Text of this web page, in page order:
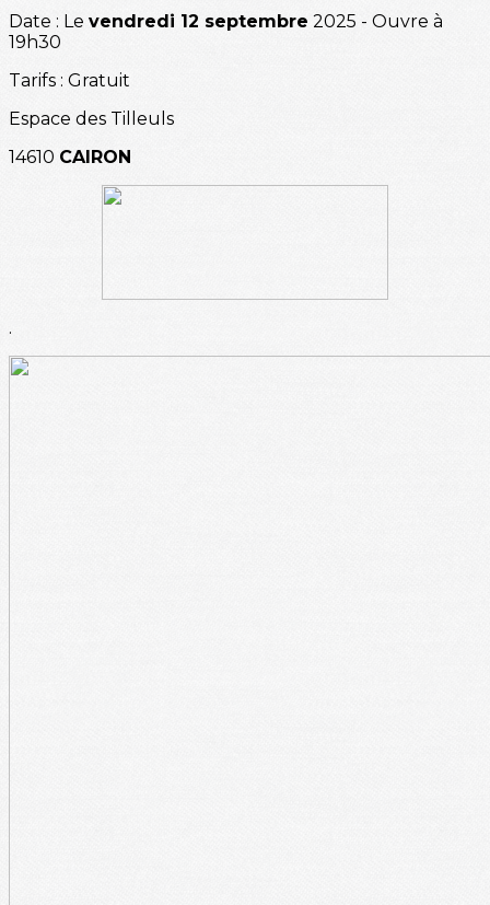
Date : Le vendredi 12 septembre 2025 - Ouvre à
19h30
Tarifs : Gratuit
Espace des Tilleuls
14610 CAIRON
.